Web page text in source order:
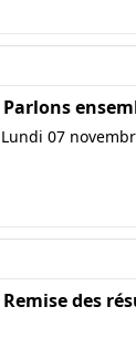
Parlons
Lundi 07
Remise des